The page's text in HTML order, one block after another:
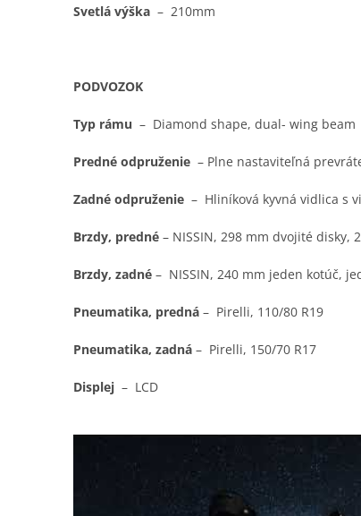
Svetlá výška – 210mm
PODVOZOK
Typ rámu – Diamond shape, dual- wing beam
Predné odpruženie – Plne nastaviteľná
Zadné odpruženie – Hliníková kyvná vidlica s
Brzdy, predné – NISSIN, 298 mm dvojité disky,
Brzdy, zadné – NISSIN, 240 mm jeden kotúč,
Pneumatika, predná – Pirelli, 110/80 R19
Pneumatika, zadná – Pirelli, 150/70 R17
Displej – LCD